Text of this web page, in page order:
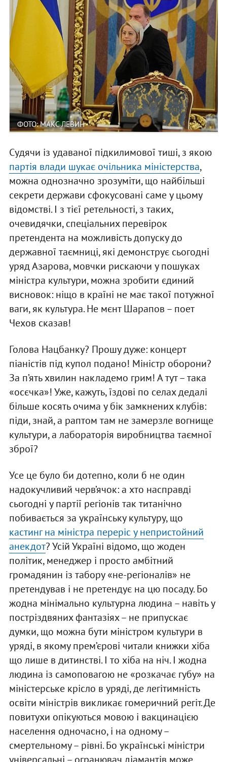
ФОТО: МАКС ЛЕВИН
Судячи із удаваної підкилимової тиші, з якою
партія влади шукає очільника міністерства,
можна однозначно зрозуміти, що найбільші
секрети держави сфокусовані саме у цьому
відомстві. І з тієї ретельності, з таких,
очевидячки, спеціальних перевірок
претендента на можливість допуску до
державної таємниці, які демонструє сьогодні
уряд Азарова, мовчки рискаючи у пошуках
міністра культури, можна зробити єдиний
висновок: ніщо в країні не має такої потужної
ваги, як культура. Не мєнт Шарапов – поет
Чехов сказав!
Голова Нацбанку? Прошу дуже: концерт
піаністів під купол подано! Міністр оборони?
За п’ять хвилин накладемо грим! А тут – така
«осєчка»! Уже, кажуть, їздові по селах дедалі
більше косять очима у бік замкнених клубів:
піди, знай, а раптом там не замерзле вогнище
культури, а лабораторія виробництва таємної
зброї?
Усе це було би дотепно, коли б не один
надокучливий черв’ячок: а хто насправді
сьогодні у партії регіонів так титанічно
побивається за українську культуру, що
кастинг на міністра переріс у непристойний
анекдот? Усій Україні відомо, що жоден
політик, менеджер і просто амбітний
громадянин із табору «не-регіоналів» не
претендував і не претендує на цю посаду. Бо
жодна мінімально культурна людина – навіть у
постріздвяних фантазіях – не припускає
думки, що можна бути міністром культури в
уряді, в якому прем’єрові читали книжки хіба
що лише в дитинстві. І то хіба на ніч. І жодна
людина із самоповагою не «розкачає губу» на
міністерське крісло в уряді, де легітимність
освіти міністрів викликає гомеричний регіт. Де
повитухи опікуються мовою і вакцинацією
населення одночасно, і на одному –
смертельному – рівні. Бо українські міністри
універсальні – огранювач діамантів може